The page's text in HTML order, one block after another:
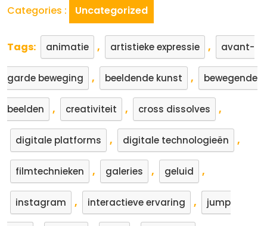
Categories : Uncategorized
Tags: animatie , artistieke expressie , avant-
garde beweging , beeldende kunst , bewegende
beelden , creativiteit , cross dissolves ,
digitale platforms , digitale technologieën ,
filmtechnieken , galeries , geluid ,
instagram , interactieve ervaring , jump